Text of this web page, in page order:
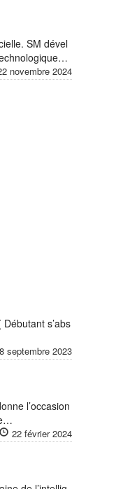
SM dével
novembre 2024
s’abs
septembre 2023
l’occasion
22 février 2024